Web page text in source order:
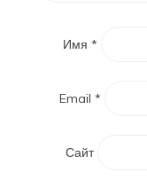
Имя *
Email *
Сайт